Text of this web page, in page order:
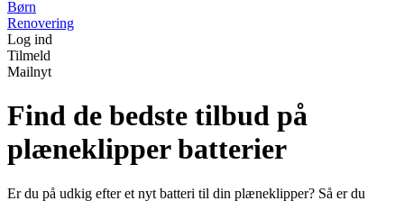
Børn
Renovering
Log ind
Tilmeld
Mailnyt
Find de bedste tilbud på
plæneklipper batterier
Er du på udkig efter et nyt batteri til din plæneklipper? Så er du